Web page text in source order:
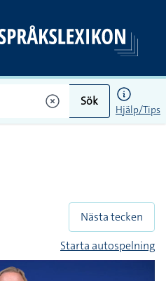
Sök
Hjälp/Tips
Nästa tecken
Starta autospelning